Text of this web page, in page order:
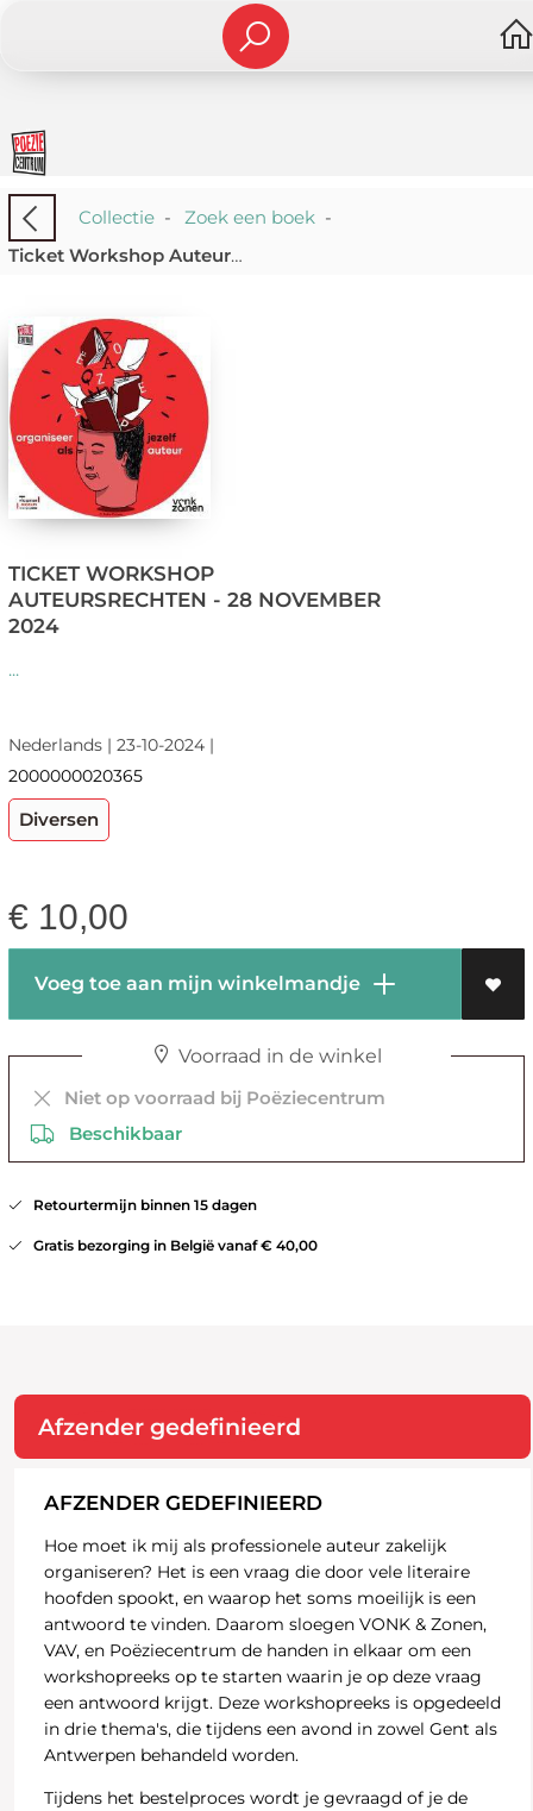
Collectie- Zoek een boek-
Ticket Workshop Auteursrechten - 28 november 2024
TICKET WORKSHOP
AUTEURSRECHTEN - 28 NOVEMBER
2024
...
Nederlands | 23-10-2024 |
2000000020365
Diversen
€ 10,00
Voeg toe aan mijn winkelmandje
Voorraad in de winkel
Niet op voorraad bij Poëziecentrum
Beschikbaar
Retourtermijn binnen 15 dagen
Gratis bezorging in België vanaf € 40,00
Afzender gedefinieerd
AFZENDER GEDEFINIEERD
Hoe moet ik mij als professionele auteur zakelijk
organiseren? Het is een vraag die door vele literaire
hoofden spookt, en waarop het soms moeilijk is een
antwoord te vinden. Daarom sloegen VONK & Zonen,
VAV, en Poëziecentrum de handen in elkaar om een
workshopreeks op te starten waarin je op deze vraag
een antwoord krijgt. Deze workshopreeks is opgedeeld
in drie thema's, die tijdens een avond in zowel Gent als
Antwerpen behandeld worden.
Tijdens het bestelproces wordt je gevraagd of je de